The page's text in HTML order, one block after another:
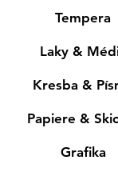
Tempera
Laky &
Kresba &
Papiere &
Grafika